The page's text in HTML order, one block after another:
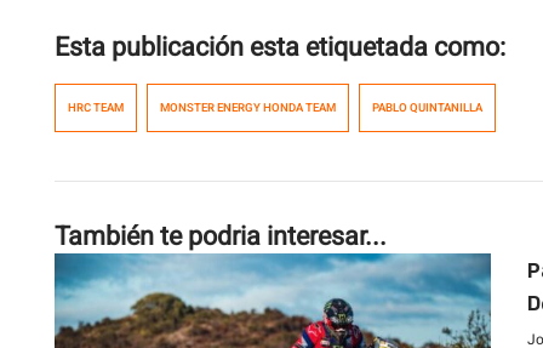
Esta publicación esta etiquetada como:
HRC TEAM MONSTER ENERGY HONDA TEAM PABLO QUINTANILLA
También te podria interesar...